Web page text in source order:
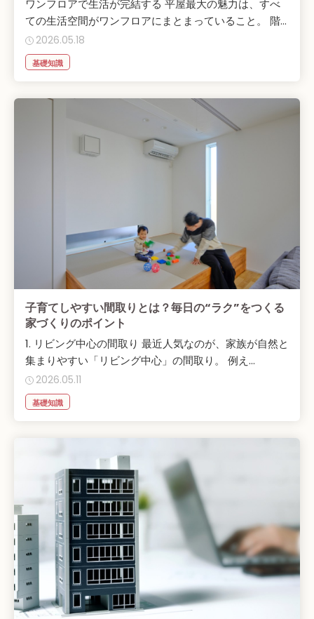
ワンフロアで生活が完結する 平屋最大の魅力は、すべ
ての生活空間がワンフロアにまとまっていること。 階...
2026.05.18
基礎知識
子育てしやすい間取りとは？毎日の“ラク”をつくる
家づくりのポイント
1. リビング中心の間取り 最近人気なのが、家族が自然と
集まりやすい「リビング中心」の間取り。 例え...
2026.05.11
基礎知識